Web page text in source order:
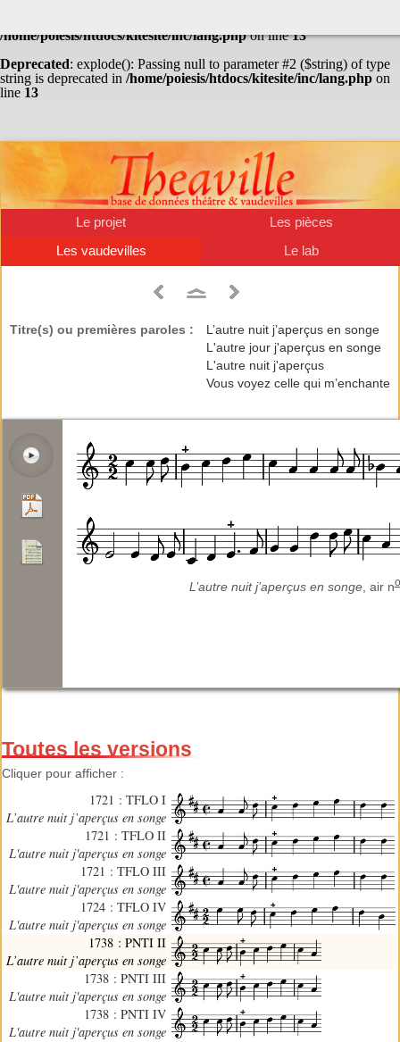
/home/poiesis/htdocs/kitesite/inc/lang.phpon line13
Deprecated: explode(): Passing null to parameter #2 ($string) of type
string is deprecated in /home/poiesis/htdocs/kitesite/inc/lang.php on
line 13
Le projet
Les pièces
Les vaudevilles
Le lab
Titre(s) ou premières paroles :
L’autre nuit j’aperçus en songe
L'autre jour j'aperçus en songe
L'autre nuit j'aperçus
Vous voyez celle qui m’enchante
L’autre nuit j’aperçus en songe, air no
Toutes les versions
Cliquer pour afficher :
1721 : TFLO I
L’autre nuit j’aperçus en songe
1721 : TFLO II
L'autre nuit j'aperçus en songe
1721 : TFLO III
L'autre nuit j'aperçus en songe
1724 : TFLO IV
L'autre nuit j'aperçus en songe
1738 : PNTI II
L’autre nuit j’aperçus en songe
1738 : PNTI III
L'autre nuit j'aperçus en songe
1738 : PNTI IV
L'autre nuit j'aperçus en songe